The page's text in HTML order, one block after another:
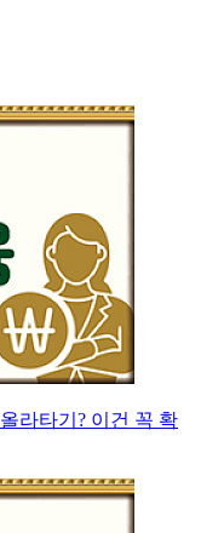
라타기? 이건 꼭 확